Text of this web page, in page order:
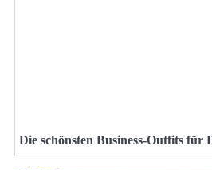
Die schönsten Business-Outfits für